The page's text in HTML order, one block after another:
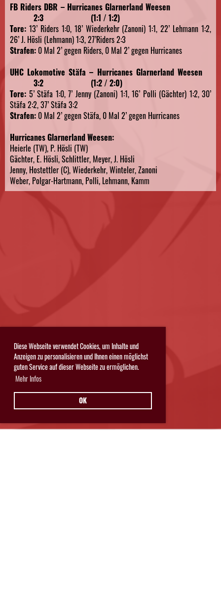
Diese Webseite verwendet Cookies, um Inhalte und
Anzeigen zu personalisieren und Ihnen einen möglichst
guten Service auf dieser Webseite zu ermöglichen.
Mehr Infos
OK
FB Riders DBR – Hurricanes Glarnerland Weesen
2:3 (1:1 / 1:2)
Tore: 13’ Riders 1:0, 18’ Wiederkehr (Zanoni) 1:1, 22’ Lehmann 1:2,
26’ J. Hösli (Lehmann) 1:3, 27’Riders 2:3
Strafen: 0 Mal 2’ gegen Riders, 0 Mal 2’ gegen Hurricanes
UHC Lokomotive Stäfa – Hurricanes Glarnerland Weesen
3:2 (1:2 / 2:0)
Tore: 5’ Stäfa 1:0, 7’ Jenny (Zanoni) 1:1, 16’ Polli (Gächter) 1:2, 30’
Stäfa 2:2, 37’ Stäfa 3:2
Strafen: 0 Mal 2’ gegen Stäfa, 0 Mal 2’ gegen Hurricanes
Hurricanes Glarnerland Weesen:
Heierle (TW), P. Hösli (TW)
Gächter, E. Hösli, Schlittler, Meyer, J. Hösli
Jenny, Hostettler (C), Wiederkehr, Winteler, Zanoni
Weber, Polgar-Hartmann, Polli, Lehmann, Kamm